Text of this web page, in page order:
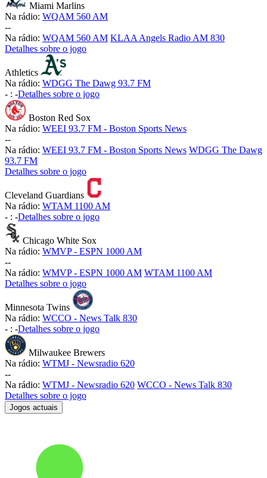
Miami Marlins
Na rádio: WQAM 560 AM
--
Na rádio: WQAM 560 AM KLAA Angels Radio AM 830
Detalhes sobre o jogo
Athletics
Na rádio: WDGG The Dawg 93.7 FM
- : -Detalhes sobre o jogo
Boston Red Sox
Na rádio: WEEI 93.7 FM - Boston Sports News
--
Na rádio: WEEI 93.7 FM - Boston Sports News WDGG The Dawg
93.7 FM
Detalhes sobre o jogo
Cleveland Guardians
Na rádio: WTAM 1100 AM
- : -Detalhes sobre o jogo
Chicago White Sox
Na rádio: WMVP - ESPN 1000 AM
--
Na rádio: WMVP - ESPN 1000 AM WTAM 1100 AM
Detalhes sobre o jogo
Minnesota Twins
Na rádio: WCCO - News Talk 830
- : -Detalhes sobre o jogo
Milwaukee Brewers
Na rádio: WTMJ - Newsradio 620
--
Na rádio: WTMJ - Newsradio 620 WCCO - News Talk 830
Detalhes sobre o jogo
Jogos actuais